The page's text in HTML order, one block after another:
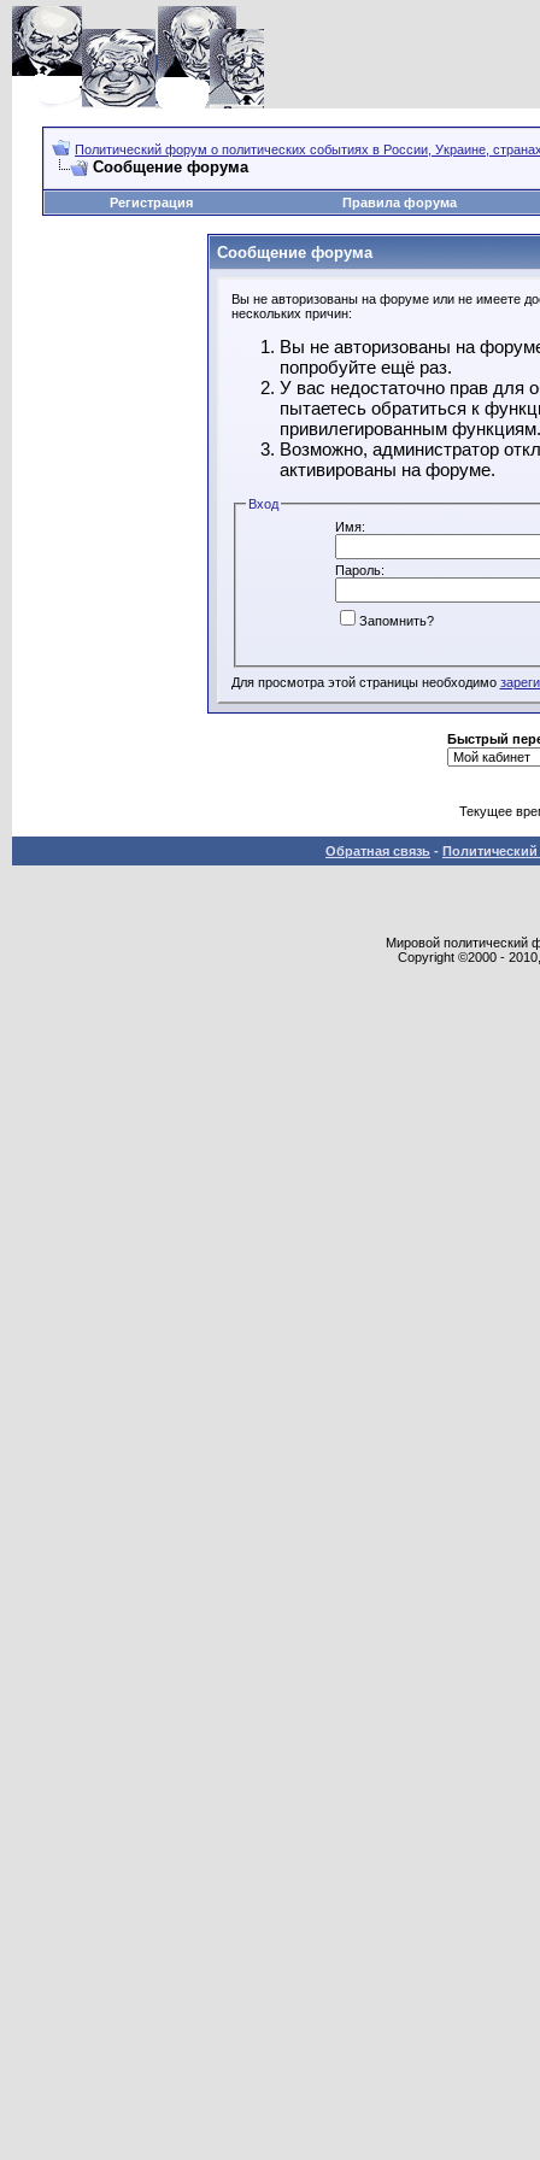
Политический форум о политических событиях в России, Украине,
Сообщение форума
Регистрация Правила форума
Сообщение форума
Вы не авторизованы на форуме или не имеете
нескольких причин:
Вы не авторизованы на
попробуйте ещё раз.
У вас недостаточно прав для
пытаетесь обратиться к
привилегированным функциям.
Возможно, администратор
активированы на форуме.
Вход
Имя:
Пароль:
Запомнить?
Для просмотра этой страницы необходимо
Быстрый
Текущее
Обратная связь -
Мировой политический
Copyright ©2000 -